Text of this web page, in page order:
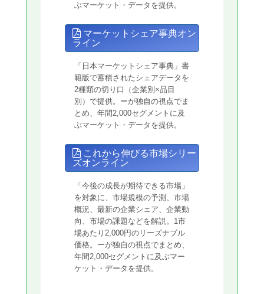
ぶマーケット・データを提供。
マーケットシェア事典オン
ライン
「日本マーケットシェア事典」書
籍版で蓄積されたシェアデータを
2種類の切り口（企業別×品目
別）で提供。ーが独自の視点でま
とめ、年間2,000セグメントに及
ぶマーケット・データを提供。
これから伸びる市場シリー
ズオンライン
「今後の成長が期待できる市場」
を対象に、市場規模の予測、市場
概況、最新の企業シェア、企業動
向、市場の課題などを解説。1市
場あたり2,000円のリーズナブル
価格。ーが独自の視点でまとめ、
年間2,000セグメントに及ぶマー
ケット・データを提供。